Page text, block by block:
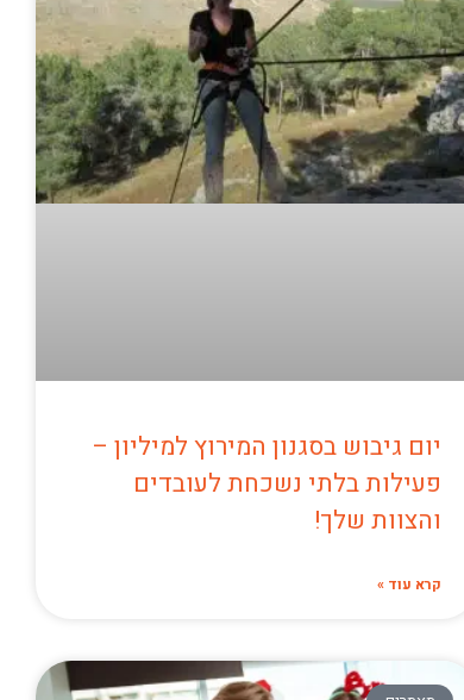
יום גיבוש בסגנון המירוץ למיליון –
פעילות בלתי נשכחת לעובדים
והצוות שלך!
קרא עוד »